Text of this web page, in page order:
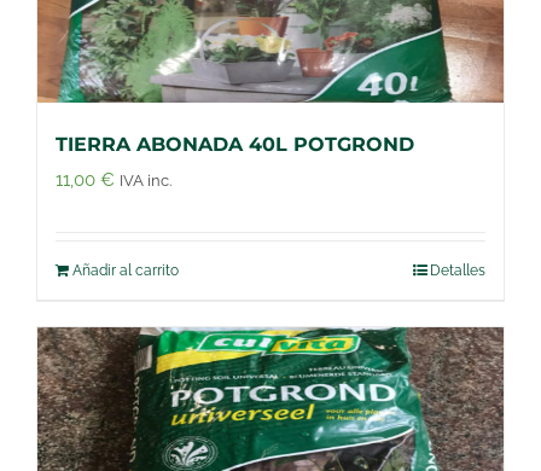
TIERRA ABONADA 40L POTGROND
11,00 € IVA inc.
Añadir al carrito Detalles